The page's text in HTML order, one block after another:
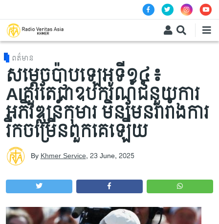
ពត៌មាន
សម្តេចប៉ាបឡេអូទី១៤៖
AIគួរតែជាឧបករណ៍ជំនួយការ
អភិវឌ្ឈន៍កុមារ មិនមែនរារាំងការ
រីកចម្រើនពួកគេឡើយ
ByKhmer Service, 23 June, 2025